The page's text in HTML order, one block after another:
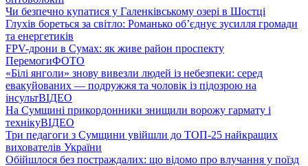
Чи безпечно купатися у Галенківському озері в Шостці
Глухів бореться за світло: Романько об’єднує зусилля громади
та енергетиків
FPV-дрони в Сумах: як живе район проспекту
ПеремогиФОТО
«Білі янголи» знову вивезли людей із небезпеки: серед
евакуйованих — подружжя та чоловік із підозрою на
інсультВІДЕО
На Сумщині прикордонники знищили ворожу гармату і
технікуВІДЕО
Три педагоги з Сумщини увійшли до ТОП-25 найкращих
вихователів України
Обійшлося без постраждалих: що відомо про влучання у поїзд